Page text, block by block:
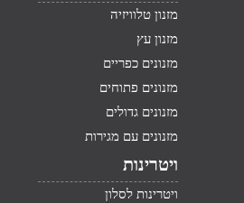
מזנון טלוויזיה
מזנון עץ
מזנונים כפריים
מזנונים פתוחים
מזנונים גדולים
מזנונים עם מגירות
ויטרינות
ויטרינות לסלון